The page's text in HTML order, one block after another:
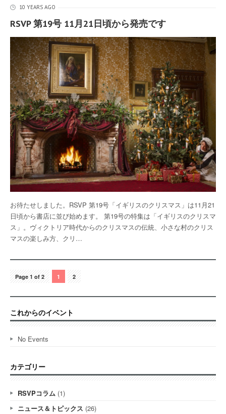
10 YEARS AGO
RSVP 第19号 11月21日頃から発売です
お待たせしました。RSVP 第19号「イギリスのクリスマス」は11月21
日頃から書店に並び始めます。 第19号の特集は「イギリスのクリスマ
ス」。ヴィクトリア時代からのクリスマスの伝統、小さな村のクリス
マスの楽しみ方、クリ…
Page 1 of 2 1 2
これからのイベント
No Events
カテゴリー
RSVPコラム (1)
ニュース＆トピックス (26)